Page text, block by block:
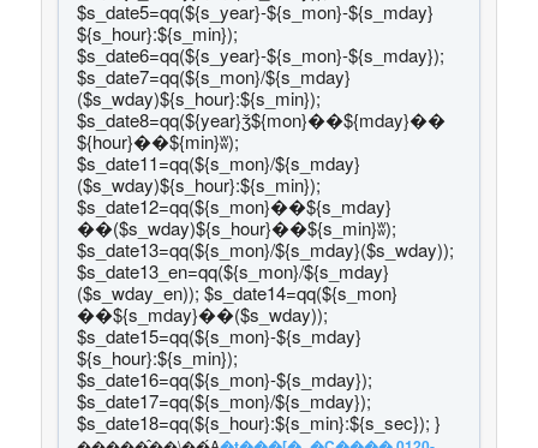
$s_date5=qq(${s_year}-${s_mon}-${s_mday}
${s_hour}:${s_min});
$s_date6=qq(${s_year}-${s_mon}-${s_mday});
$s_date7=qq(${s_mon}/${s_mday}
($s_wday)${s_hour}:${s_min});
$s_date8=qq(${year}ǯ${mon}��${mday}��
${hour}��${min}ʬ);
$s_date11=qq(${s_mon}/${s_mday}
($s_wday)${s_hour}:${s_min});
$s_date12=qq(${s_mon}��${s_mday}
��($s_wday)${s_hour}��${s_min}ʬ);
$s_date13=qq(${s_mon}/${s_mday}($s_wday));
$s_date13_en=qq(${s_mon}/${s_mday}
($s_wday_en)); $s_date14=qq(${s_mon}
��${s_mday}��($s_wday));
$s_date15=qq(${s_mon}-${s_mday}
${s_hour}:${s_min});
$s_date16=qq(${s_mon}-${s_mday});
$s_date17=qq(${s_mon}/${s_mday});
$s_date18=qq(${s_hour}:${s_min}:${s_sec}); }